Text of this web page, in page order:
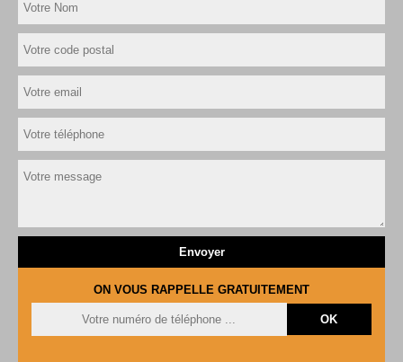
ON VOUS RAPPELLE GRATUITEMENT